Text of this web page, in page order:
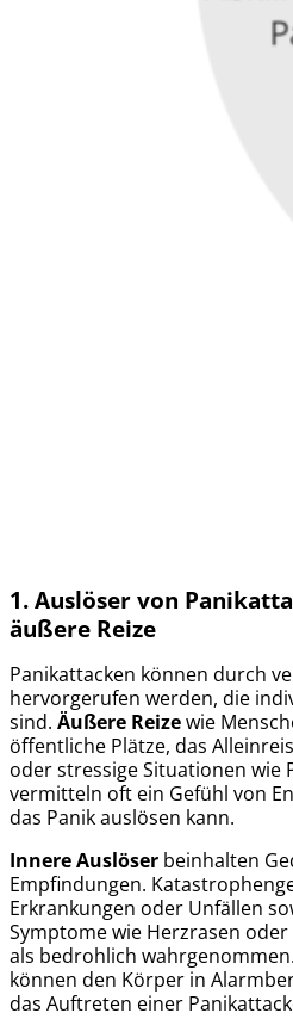
1. Auslöser von
äußere Reize
Panikattacken können durch
hervorgerufen werden, die
sind. Äußere Reizewie
öffentliche Plätze, das
oder stressige Situationen wie
vermitteln oft ein Gefühl von
das Panik auslösen kann.
Innere Auslöser beinhalten
Empfindungen.
Erkrankungen oder Unfällen
Symptome wie Herzrasen
als bedrohlich
können den Körper in
das Auftreten einer